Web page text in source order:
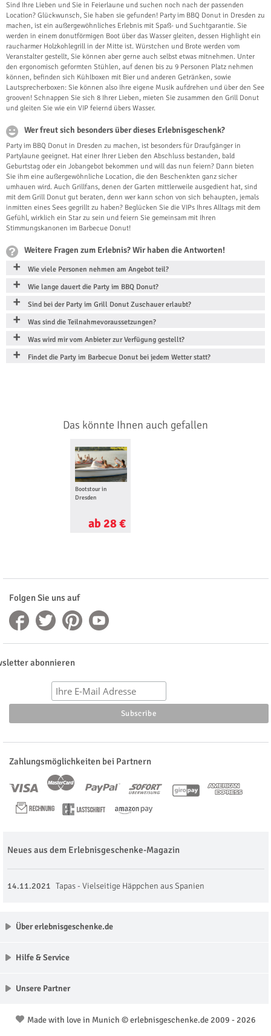
Sind Ihre Lieben und Sie in Feierlaune und suchen noch nach der passenden
Location? Glückwunsch, Sie haben sie gefunden! Party im BBQ Donut in Dresden zu
machen, ist ein außergewöhnliches Erlebnis mit Spaß- und Suchtgarantie. Sie
werden in einem donutförmigen Boot über das Wasser gleiten, dessen Highlight ein
raucharmer Holzkohlegrill in der Mitte ist. Würstchen und Brote werden vom
Veranstalter gestellt, Sie können aber gerne auch selbst etwas mitnehmen. Unter
den ergonomisch geformten Stühlen, auf denen bis zu 9 Personen Platz nehmen
können, befinden sich Kühlboxen mit Bier und anderen Getränken, sowie
Lautsprecherboxen: Sie können also Ihre eigene Musik aufdrehen und über den See
grooven! Schnappen Sie sich 8 Ihrer Lieben, mieten Sie zusammen den Grill Donut
und gleiten Sie wie ein VIP feiernd übers Wasser.
Wer freut sich besonders über dieses Erlebnisgeschenk?
Party im BBQ Donut in Dresden zu machen, ist besonders für Draufgänger in
Partylaune geeignet. Hat einer Ihrer Lieben den Abschluss bestanden, bald
Geburtstag oder ein Jobangebot bekommen und will das nun feiern? Dann bieten
Sie ihm eine außergewöhnliche Location, die den Beschenkten ganz sicher
umhauen wird. Auch Grillfans, denen der Garten mittlerweile ausgedient hat, sind
mit dem Grill Donut gut beraten, denn wer kann schon von sich behaupten, jemals
inmitten eines Sees gegrillt zu haben? Beglücken Sie die VIPs Ihres Alltags mit dem
Gefühl, wirklich ein Star zu sein und feiern Sie gemeinsam mit Ihren
Stimmungskanonen im Barbecue Donut!
Weitere Fragen zum Erlebnis? Wir haben die Antworten!
Wie viele Personen nehmen am Angebot teil?
Wie lange dauert die Party im BBQ Donut?
Sind bei der Party im Grill Donut Zuschauer erlaubt?
Was sind die Teilnahmevoraussetzungen?
Was wird mir vom Anbieter zur Verfügung gestellt?
Findet die Party im Barbecue Donut bei jedem Wetter statt?
Das könnte Ihnen auch gefallen
Bootstour in
Dresden
ab 28 €
Folgen Sie uns auf
abonnieren
Zahlungsmöglichkeiten bei Partnern
Neues aus dem Erlebnisgeschenke-Magazin
14.11.2021 Tapas - Vielseitige Häppchen aus Spanien
Über erlebnisgeschenke.de
Hilfe & Service
Unsere Partner
Made with love in Munich © erlebnisgeschenke.de 2009 - 2026